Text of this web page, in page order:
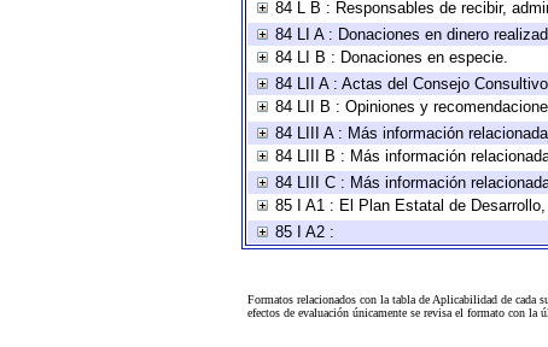
84 L B : Responsables de recibir,
84 LI A : Donaciones en dinero
84 LI B : Donaciones en especie.
84 LII A : Actas del Consejo
84 LII B : Opiniones y
84 LIII A : Más información
84 LIII B : Más información
84 LIII C : Más información
85 I A1 : El Plan Estatal de
85 I A2 :
Formatos relacionados con la tabla de Aplicabilidad de cada
efectos de evaluación únicamente se revisa el formato con